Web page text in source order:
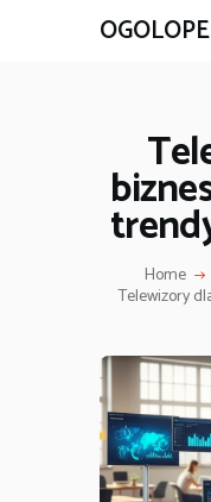
Home
Telewizory